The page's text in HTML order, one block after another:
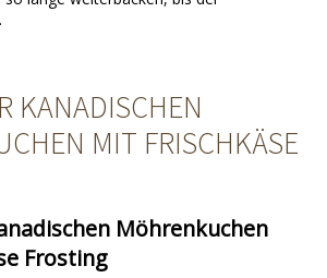
KANADISCHEN
MIT FRISCHKÄSE
Möhrenkuchen
Frosting